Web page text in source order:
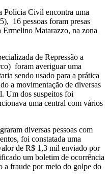
Polícia Civil encontra uma
16 pessoas foram presas
Matarazzo, na zona
de Repressão a
foram averiguar uma
sendo usado para a prática
a movimentação de diversas
Um dos suspeitos foi
uma central com vários
diversas pessoas com
foi constatada uma
de R$ 1,3 mil enviado por
um boletim de ocorrência
a fraude por meio do golpe do